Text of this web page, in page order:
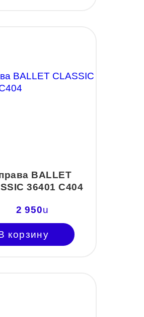
BALLET
36401 C404
2 950u
корзину